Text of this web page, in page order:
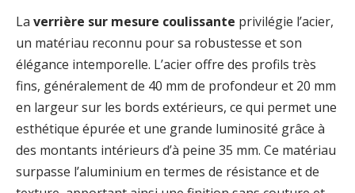
La verrière sur mesure coulissante privilégie l’acier,
un matériau reconnu pour sa robustesse et son
élégance intemporelle. L’acier offre des profils très
fins, généralement de 40 mm de profondeur et 20 mm
en largeur sur les bords extérieurs, ce qui permet une
esthétique épurée et une grande luminosité grâce à
des montants intérieurs d’à peine 35 mm. Ce matériau
surpasse l’aluminium en termes de résistance et de